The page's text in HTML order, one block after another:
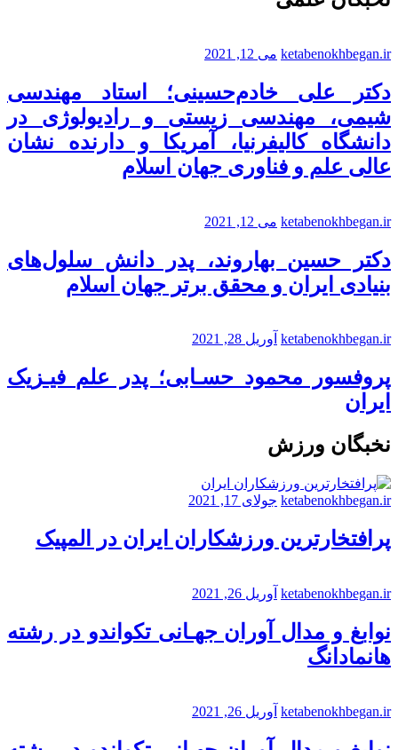
ketabenokhbegan.ir می 12, 2021
دکتر علی خادم‌حسینی؛ استاد مهندسی
شیمی، مهندسی زیستی و رادیولوژی در
دانشگاه کالیفرنیا، آمریکا و دارنده نشان
عالی علم و فناوری جهان اسلام
ketabenokhbegan.ir می 12, 2021
دکتر حسین بهاروند، پدر دانش سلول‌های
بنیادی ایران و محقق برتر جهان اسلام
ketabenokhbegan.ir آوریل 28, 2021
پروفسور محمود حسـابی؛ پدر علم فیـزیک
ایران
نخبگان ورزش
ketabenokhbegan.ir جولای 17, 2021
پرافتخارترین ورزشکاران ایران در المپیک
ketabenokhbegan.ir آوریل 26, 2021
نوابغ و مدال آوران جهـانی تکواندو در رشته
هانمادانگ
ketabenokhbegan.ir آوریل 26, 2021